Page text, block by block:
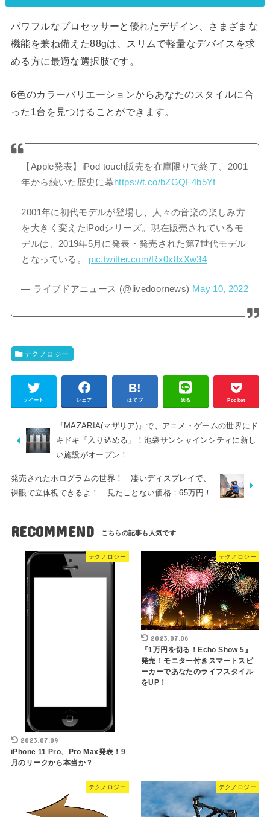
パワフルなプロセッサーと優れたデザイン、さまざまな
機能を兼ね備えた88gは、スリムで軽量なデバイスを求
める方に最適な選択肢です。
6色のカラーバリエーションからあなたのスタイルに合
った1台を見つけることができます。
【Apple発表】iPod touch販売を在庫限りで終了、2001
年から続いた歴史に幕https://t.co/bZGQF4b5Yf
2001年に初代モデルが登場し、人々の音楽の楽しみ方
を大きく変えたiPodシリーズ。現在販売されているモ
デルは、2019年5月に発表・発売された第7世代モデル
となっている。 pic.twitter.com/Rx0x8xXw34
— ライブドアニュース (@livedoornews) May 10, 2022
テクノロジー
ツイート シェア はてブ 送る Pocket
『MAZARIA(マザリア)』で、アニメ・ゲームの世界にド
キドキ「入り込める」！池袋サンシャインシティに新し
い施設がオープン！
発売されたホログラムの世界！ 凄いディスプレイで、
裸眼で立体視できるよ！ 見たことない価格：65万円！
RECOMMEND
テクノロジー
2023.07.09
iPhone 11 Pro、Pro Max発表！9
月のリークから本当か？
テクノロジー
2023.07.06
『1万円を切る！Echo Show 5』
発売！モニター付きスマートスピ
ーカーであなたのライフスタイル
をUP！
テクノロジー テクノロジー